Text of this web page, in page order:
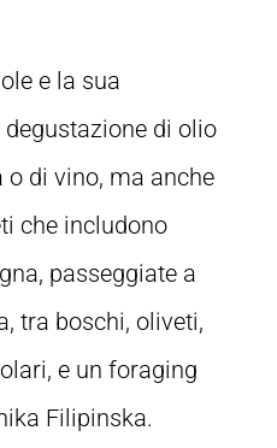
e la sua
di olio
di vino, ma anche
che includono
passeggiate a
tra boschi, oliveti,
e un foraging
Filipinska.